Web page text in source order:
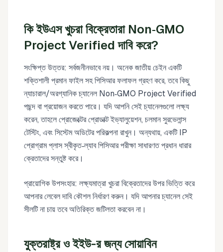
কি ইউএস খুচরা বিক্রেতারা Non‑GMO
Project Verified দাবি করে?
সংক্ষিপ্ত উত্তর: সর্বজনীনভাবে নয়। অনেক জাতীয় চেইন একটি
শক্তিশালী প্রমান ফাইল সহ পিসিআর ফলাফল গ্রহণ করে, তবে কিছু
ন্যাচারাল/অরগ্যানিক চ্যানেল Non‑GMO Project Verified
পছন্দ বা প্রয়োজন করতে পারে। যদি আপনি সেই চ্যানেলগুলো লক্ষ্য
করেন, তাহলে প্রোজেক্টের প্রোডাক্ট ইভ্যালুয়েশন, চলমান সুরভেলান্স
টেস্টিং, এবং সিস্টেম অডিটের পরিকল্পনা রাখুন। অন্যথায়, একটি IP
প্রোগ্রাম প্লাস স্বীকৃত‑ল্যাব পিসিআর পরীক্ষা সাধারণত প্রধান ধারার
ক্রেতাদের সন্তুষ্ট করে।
প্রায়োগিক উপসংহার: লক্ষ্যমাত্রা খুচরা বিক্রেতাদের উপর ভিত্তি করে
আপনার লেবেল দাবি কৌশল নির্ধারণ করুন। যদি আপনার চ্যানেল সেই
সীলটি না চায় তবে অতিরিক্ত জটিলতা করবেন না।
যুক্তরাষ্ট্র ও ইইউ-র জন্য সোয়াবিন